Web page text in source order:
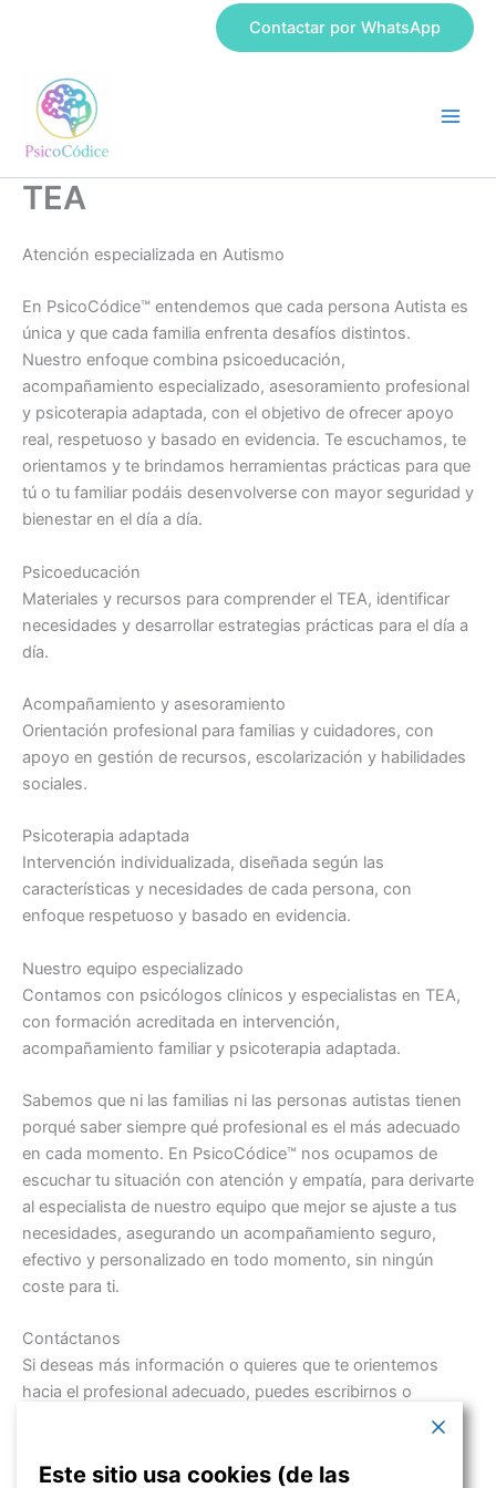
Contactar por WhatsApp
TEA
Atención especializada en Autismo
En PsicoCódice™ entendemos que cada persona Autista es
única y que cada familia enfrenta desafíos distintos.
Nuestro enfoque combina psicoeducación,
acompañamiento especializado, asesoramiento profesional
y psicoterapia adaptada, con el objetivo de ofrecer apoyo
real, respetuoso y basado en evidencia. Te escuchamos, te
orientamos y te brindamos herramientas prácticas para que
tú o tu familiar podáis desenvolverse con mayor seguridad y
bienestar en el día a día.
Psicoeducación
Materiales y recursos para comprender el TEA, identificar
necesidades y desarrollar estrategias prácticas para el día a
día.
Acompañamiento y asesoramiento
Orientación profesional para familias y cuidadores, con
apoyo en gestión de recursos, escolarización y habilidades
sociales.
Psicoterapia adaptada
Intervención individualizada, diseñada según las
características y necesidades de cada persona, con
enfoque respetuoso y basado en evidencia.
Nuestro equipo especializado
Contamos con psicólogos clínicos y especialistas en TEA,
con formación acreditada en intervención,
acompañamiento familiar y psicoterapia adaptada.
Sabemos que ni las familias ni las personas autistas tienen
porqué saber siempre qué profesional es el más adecuado
en cada momento. En PsicoCódice™ nos ocupamos de
escuchar tu situación con atención y empatía, para derivarte
al especialista de nuestro equipo que mejor se ajuste a tus
necesidades, asegurando un acompañamiento seguro,
efectivo y personalizado en todo momento, sin ningún
coste para ti.
Contáctanos
Si deseas más información o quieres que te orientemos
hacia el profesional adecuado, puedes escribirnos o
enviarnos un mensaje directamente. En PsicoCódice™ te
profesionalidad.
Este sitio usa cookies (de las